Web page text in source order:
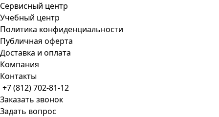
Сервисный центр
Учебный центр
Политика конфиденциальности
Публичная оферта
Доставка и оплата
Компания
Контакты
+7 (812) 702-81-12
Заказать звонок
Задать вопрос